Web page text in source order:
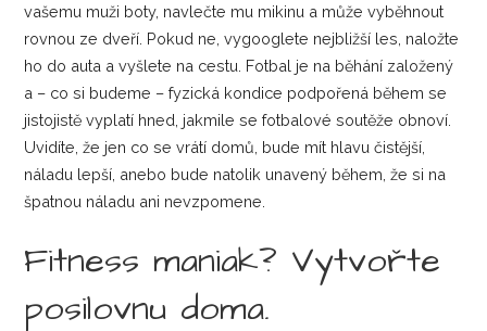
vašemu muži boty, navlečte mu mikinu a může vyběhnout
rovnou ze dveří. Pokud ne, vygooglete nejbližší les, naložte
ho do auta a vyšlete na cestu. Fotbal je na běhání založený
a – co si budeme – fyzická kondice podpořená během se
jistojistě vyplatí hned, jakmile se fotbalové soutěže obnoví.
Uvidíte, že jen co se vrátí domů, bude mít hlavu čistější,
náladu lepší, anebo bude natolik unavený během, že si na
špatnou náladu ani nevzpomene.
Fitness maniak? Vytvořte
posilovnu doma.